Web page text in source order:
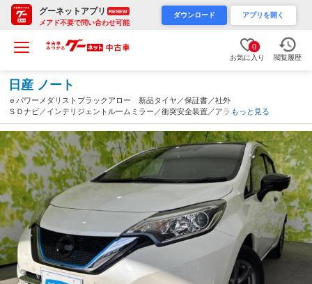
グーネットアプリ RENEW
メアド不要で問い合わせ可能
ダウンロード アプリを開く
0
お気に入り 閲覧履歴
日産 ノート
ｅパワーメダリストブラックアロー 新品タイヤ／保証書／社外
ＳＤナビ／インテリジェントルームミラー／衝突安全装置／アラウ
ンドビューモニター／車線逸脱防止支援システム／シート 合皮／
ドライブレコーダー 前後／ヘッドランプ ＬＥＤ（山梨県）
もっと見る